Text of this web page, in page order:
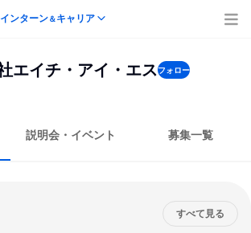
インターン＆キャリア
エイチ・アイ・エスフォロー
説明会・イベント 募集一覧
すべて見る